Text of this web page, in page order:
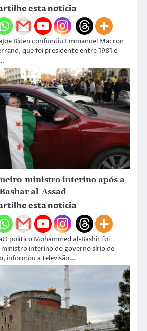
esta notícia
Biden confundiu Emmanuel Macron
que foi presidente entre 1981 e
ministro interino após a
al-Assad
esta notícia
político Mohammed al-Bashir foi
interino do governo sírio de
informou a televisão…